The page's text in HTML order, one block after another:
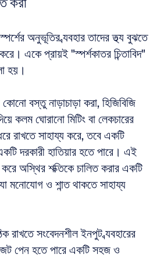
অনুভূতির ব্যবহার তাদের তথ্য বুঝতে
একে প্রায়ই "স্পর্শকাতর চিন্তাবিদ"
হয়।
বস্তু নাড়াচাড়া করা, হিজিবিজি
কলম ঘোরানো মিটিং বা লেকচারের
রাখতে সাহায্য করে, তবে একটি
দরকারী হাতিয়ার হতে পারে। এই
অস্থির শক্তিকে চালিত করার একটি
মনোযোগ ও শান্ত থাকতে সাহায্য
রাখতে সংবেদনশীল ইনপুট ব্যবহারের
পেন হতে পারে একটি সহজ ও